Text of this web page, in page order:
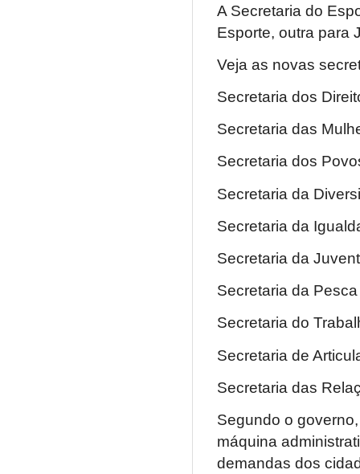
A Secretaria do
Esporte, outra para
Veja as novas
Secretaria dos
Secretaria das
Secretaria dos
Secretaria da
Secretaria da
Secretaria da
Secretaria da
Secretaria do
Secretaria de
Secretaria das
Segundo o
máquina
demandas dos